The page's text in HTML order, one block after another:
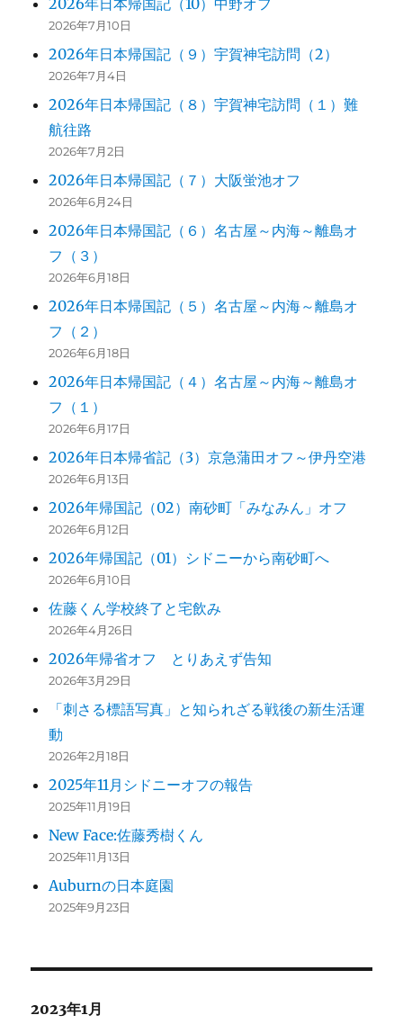
2026年7月10日
2026年日本帰国記（９）宇賀神宅訪問（2）
2026年7月4日
2026年日本帰国記（８）宇賀神宅訪問（１）難
航往路
2026年7月2日
2026年日本帰国記（７）大阪蛍池オフ
2026年6月24日
2026年日本帰国記（６）名古屋～内海～離島オ
フ（３）
2026年6月18日
2026年日本帰国記（５）名古屋～内海～離島オ
フ（２）
2026年6月18日
2026年日本帰国記（４）名古屋～内海～離島オ
フ（１）
2026年6月17日
2026年日本帰省記（3）京急蒲田オフ～伊丹空港
2026年6月13日
2026年帰国記（02）南砂町「みなみん」オフ
2026年6月12日
2026年帰国記（01）シドニーから南砂町へ
2026年6月10日
佐藤くん学校終了と宅飲み
2026年4月26日
2026年帰省オフ とりあえず告知
2026年3月29日
「刺さる標語写真」と知られざる戦後の新生活運
動
2026年2月18日
2025年11月シドニーオフの報告
2025年11月19日
New Face:佐藤秀樹くん
2025年11月13日
Auburnの日本庭園
2025年9月23日
2023年1月